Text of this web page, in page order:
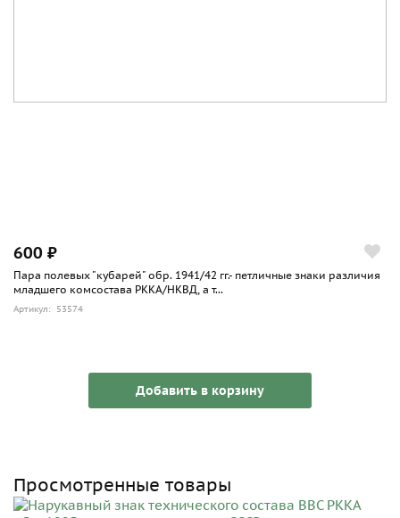
600 ₽
Пара полевых "кубарей" обр. 1941/42 гг.- петличные знаки различия
младшего комсостава РККА/НКВД, а т...
Артикул: 53574
Добавить в корзину
Просмотренные товары